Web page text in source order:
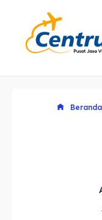
Explore
Explore
Beranda